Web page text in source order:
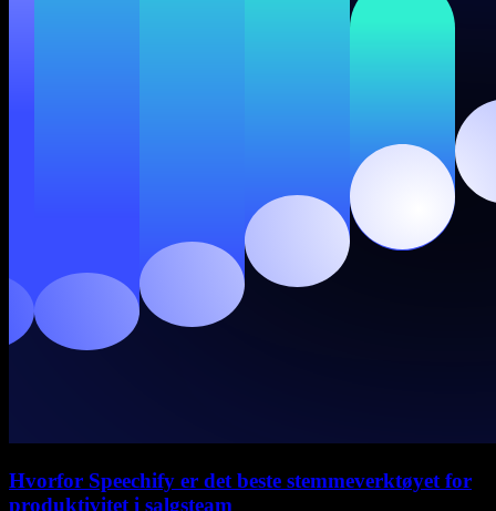
Hvorfor Speechify er det beste stemmeverktøyet for
produktivitet i salgsteam